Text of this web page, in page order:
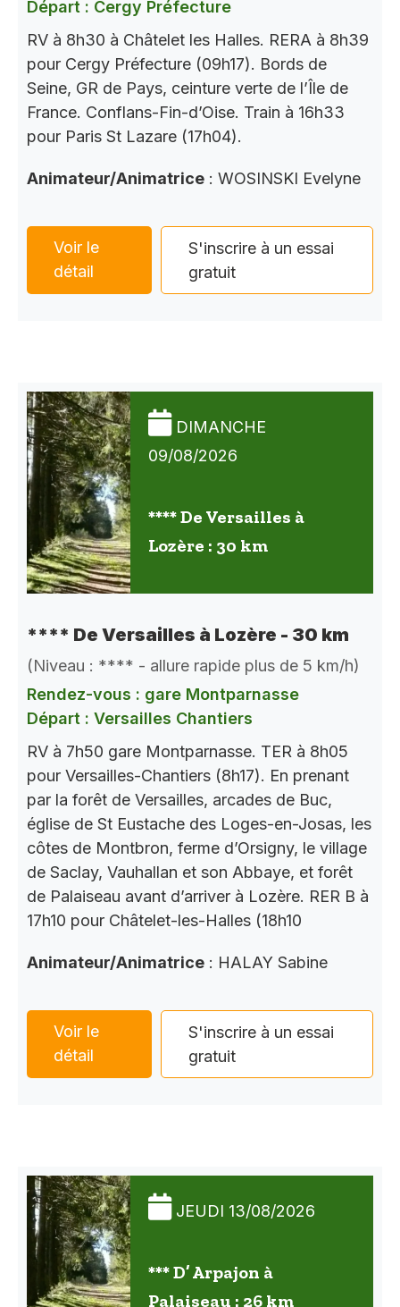
Départ : Cergy Préfecture
RV à 8h30 à Châtelet les Halles. RERA à 8h39
pour Cergy Préfecture (09h17). Bords de
Seine, GR de Pays, ceinture verte de l’Île de
France. Conflans-Fin-d’Oise. Train à 16h33
pour Paris St Lazare (17h04).
Animateur/Animatrice : WOSINSKI Evelyne
Voir le
détail
S'inscrire à un essai
gratuit
DIMANCHE
09/08/2026
**** De Versailles à
Lozère : 30 km
**** De Versailles à Lozère - 30 km
(Niveau : **** - allure rapide plus de 5 km/h)
Rendez-vous : gare Montparnasse
Départ : Versailles Chantiers
RV à 7h50 gare Montparnasse. TER à 8h05
pour Versailles-Chantiers (8h17). En prenant
par la forêt de Versailles, arcades de Buc,
église de St Eustache des Loges-en-Josas, les
côtes de Montbron, ferme d’Orsigny, le village
de Saclay, Vauhallan et son Abbaye, et forêt
de Palaiseau avant d’arriver à Lozère. RER B à
17h10 pour Châtelet-les-Halles (18h10
Animateur/Animatrice : HALAY Sabine
Voir le
détail
S'inscrire à un essai
gratuit
JEUDI 13/08/2026
*** D’ Arpajon à
Palaiseau : 26 km